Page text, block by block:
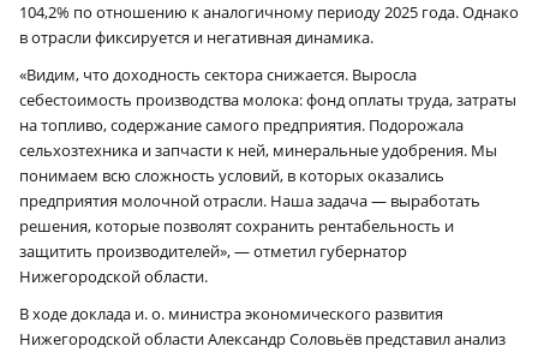
104,2% по отношению к аналогичному периоду 2025 года. Однако
в отрасли фиксируется и негативная динамика.
«Видим, что доходность сектора снижается. Выросла
себестоимость производства молока: фонд оплаты труда, затраты
на топливо, содержание самого предприятия. Подорожала
сельхозтехника и запчасти к ней, минеральные удобрения. Мы
понимаем всю сложность условий, в которых оказались
предприятия молочной отрасли. Наша задача — выработать
решения, которые позволят сохранить рентабельность и
защитить производителей», — отметил губернатор
Нижегородской области.
В ходе доклада и. о. министра экономического развития
Нижегородской области Александр Соловьёв представил анализ